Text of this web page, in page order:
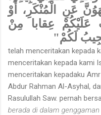
عَنِ الْمُنْكَرِ، أَوْ
عَلَيْكُمْ عِقابا مِنْ
لَكُمْ"
telah menceritakan kepada
menceritakan kepada kami
menceritakan kepadaku
Abdur Rahman Al-Asyhal,
Rasulullah Saw. pernah
berada di dalam